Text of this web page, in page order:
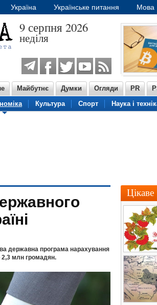
Україна Українське питання Мова
9 серпня 2026
неділя
Майбутнє Думки Огляди PR
Культура Спорт Наука і
державна програма нарахування
2,3 млн громадян.
Цікаве